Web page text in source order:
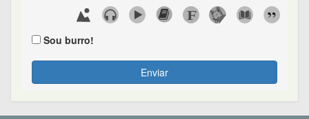
Sou burro!
Enviar